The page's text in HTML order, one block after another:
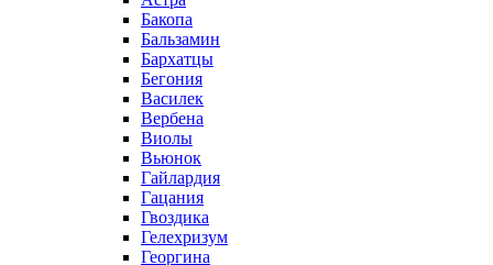
Бакопа
Бальзамин
Бархатцы
Бегония
Василек
Вербена
Виолы
Вьюнок
Гайлардия
Гацания
Гвоздика
Гелехризум
Георгина